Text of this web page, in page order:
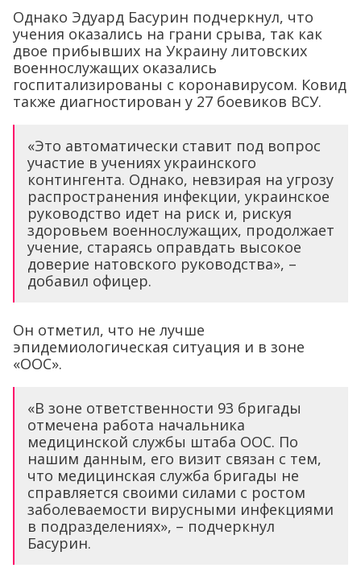
Однако Эдуард Басурин подчеркнул, что
учения оказались на грани срыва, так как
двое прибывших на Украину литовских
военнослужащих оказались
госпитализированы с коронавирусом. Ковид
также диагностирован у 27 боевиков ВСУ.
«Это автоматически ставит под вопрос
участие в учениях украинского
контингента. Однако, невзирая на угрозу
распространения инфекции, украинское
руководство идет на риск и, рискуя
здоровьем военнослужащих, продолжает
учение, стараясь оправдать высокое
доверие натовского руководства», –
добавил офицер.
Он отметил, что не лучше
эпидемиологическая ситуация и в зоне
«ООС».
«В зоне ответственности 93 бригады
отмечена работа начальника
медицинской службы штаба ООС. По
нашим данным, его визит связан с тем,
что медицинская служба бригады не
справляется своими силами с ростом
заболеваемости вирусными инфекциями
в подразделениях», – подчеркнул
Басурин.